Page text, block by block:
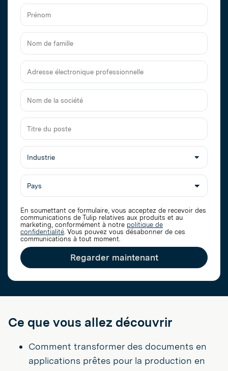
Prénom
Nom
de
famille
Adresse
électronique
professionnelle
Nom
de
la
société
Titre
du
poste
En soumettant ce formulaire, vous acceptez de recevoir des
communications de Tulip relatives aux produits et au
marketing, conformément à notre politique de
confidentialité. Vous pouvez vous désabonner de ces
communications à tout moment.
Regarder maintenant
Ce que vous allez découvrir
Comment transformer des documents en
applications prêtes pour la production en